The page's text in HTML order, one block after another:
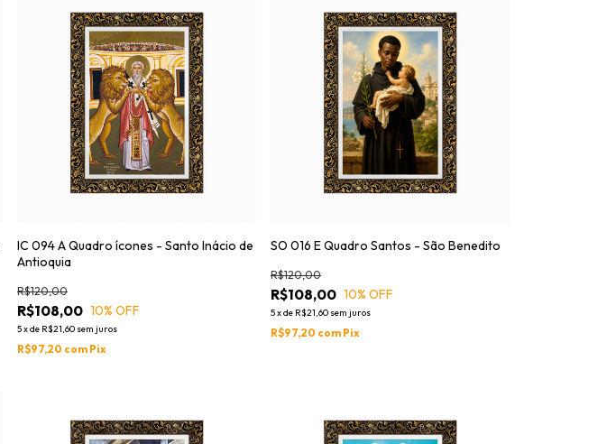
IC 094 A Quadro ícones - Santo Inácio de
Antioquia
R$108,00
R$120,00
10% OFF
5xde R$21,60 sem juros
R$97,20 com Pix
SO 016 E Quadro Santos - São Benedito
R$108,00
R$120,00
10% OFF
5xde R$21,60 sem juros
R$97,20 com Pix